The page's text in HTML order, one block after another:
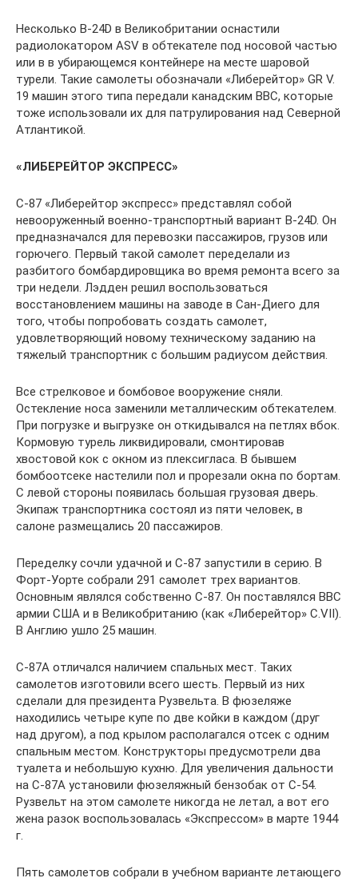
Несколько B-24D в Великобритании оснастили
радиолокатором ASV в обтекателе под носовой частью
или в в убирающемся контейнере на месте шаровой
турели. Такие самолеты обозначали «Либерейтор» GR V.
19 машин этого типа передали канадским ВВС, которые
тоже использовали их для патрулирования над Северной
Атлантикой.
«ЛИБЕРЕЙТОР ЭКСПРЕСС»
С-87 «Либерейтор экспресс» представлял собой
невооруженный военно-транспортный вариант B-24D. Он
предназначался для перевозки пассажиров, грузов или
горючего. Первый такой самолет переделали из
разбитого бомбардировщика во время ремонта всего за
три недели. Лэдден решил воспользоваться
восстановлением машины на заводе в Сан-Диего для
того, чтобы попробовать создать самолет,
удовлетворяющий новому техническому заданию на
тяжелый транспортник с большим радиусом действия.
Все стрелковое и бомбовое вооружение сняли.
Остекление носа заменили металлическим обтекателем.
При погрузке и выгрузке он откидывался на петлях вбок.
Кормовую турель ликвидировали, смонтировав
хвостовой кок с окном из плексигласа. В бывшем
бомбоотсеке настелили пол и прорезали окна по бортам.
С левой стороны появилась большая грузовая дверь.
Экипаж транспортника состоял из пяти человек, в
салоне размещались 20 пассажиров.
Переделку сочли удачной и С-87 запустили в серию. В
Форт-Уорте собрали 291 самолет трех вариантов.
Основным являлся собственно С-87. Он поставлялся ВВС
армии США и в Великобританию (как «Либерейтор» C.VII).
В Англию ушло 25 машин.
С-87А отличался наличием спальных мест. Таких
самолетов изготовили всего шесть. Первый из них
сделали для президента Рузвельта. В фюзеляже
находились четыре купе по две койки в каждом (друг
над другом), а под крылом располагался отсек с одним
спальным местом. Конструкторы предусмотрели два
туалета и небольшую кухню. Для увеличения дальности
на С-87А установили фюзеляжный бензобак от С-54.
Рузвельт на этом самолете никогда не летал, а вот его
жена разок воспользовалась «Экспрессом» в марте 1944
г.
Пять самолетов собрали в учебном варианте летающего